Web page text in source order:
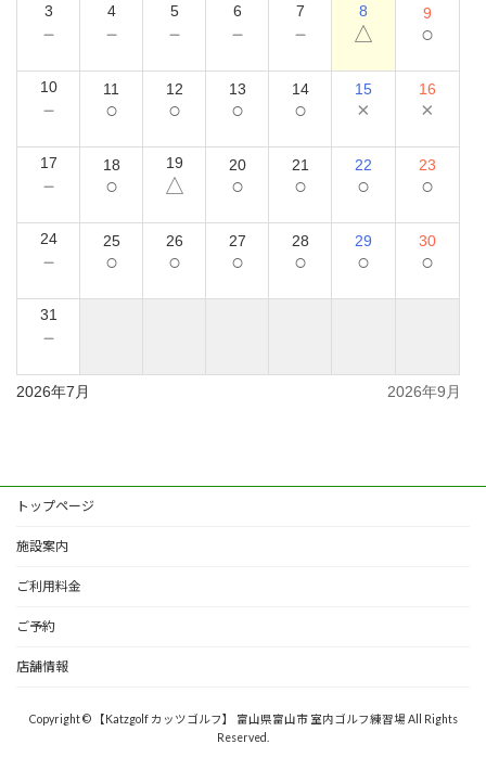
3
－
4
－
5
－
6
－
7
－
8
△
9
○
10
－
11
○
12
○
13
○
14
○
15
×
16
×
17
－
18
○
19
△
20
○
21
○
22
○
23
○
24
－
25
○
26
○
27
○
28
○
29
○
30
○
31
－
2026年7月 2026年9月
トップページ
施設案内
ご利用料金
ご予約
店舗情報
Copyright © 【Katzgolf カッツゴルフ】 富山県富山市 室内ゴルフ練習場 All Rights
Reserved.